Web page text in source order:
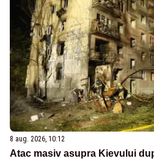
8 aug. 2026, 10:12
Atac masiv asupra Kievului